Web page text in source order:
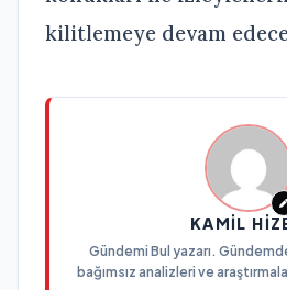
kilitlemeye devam
KAMIL
Gündemi Bul yazarı.
bağımsız analizleri ve